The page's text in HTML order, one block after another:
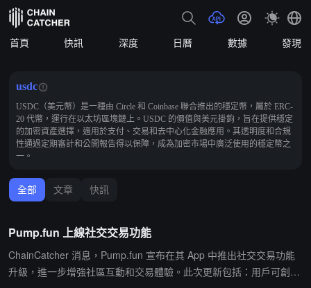
首頁 快訊 深度 日曆 數據 發現
usdc
USDC（美元幣）是一種由 Circle 和 Coinbase 聯合推出的穩定幣，屬於 ERC-
20 代幣，運行在以太坊區塊鏈上。USDC 的價值與美元掛鉤，旨在提供穩定
的加密資產選擇，適用於支付、交易和去中心化金融應用。其透明度和合規
性通過定期審計和公開報告得以保障，成為加密市場中廣泛使用的穩定幣之
一。
全部 文章 快訊
Pump.fun 上線社交交易功能
ChainCatcher 消息，Pump.fun 宣布在其 App 中推出社交交易功能
升級，進一步增強社區互動和交易體驗。此次更新包括：用戶可創建